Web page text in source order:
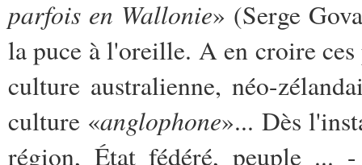
parfois en Wallonie» (Serge
la puce à l'oreille. A en croire
culture australienne, néo-
culture «anglophone»... Dès
région, État fédéré, peuple ...